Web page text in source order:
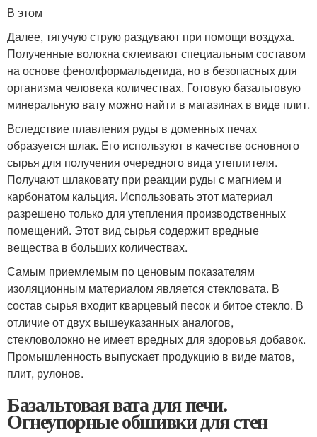
В этом
Далее, тягучую струю раздувают при помощи воздуха.
Полученные волокна склеивают специальным составом
на основе фенолформальдегида, но в безопасных для
организма человека количествах. Готовую базальтовую
минеральную вату можно найти в магазинах в виде плит.
Вследствие плавления руды в доменных печах
образуется шлак. Его используют в качестве основного
сырья для получения очередного вида утеплителя.
Получают шлаковату при реакции руды с магнием и
карбонатом кальция. Использовать этот материал
разрешено только для утепления производственных
помещений. Этот вид сырья содержит вредные
вещества в больших количествах.
Самым приемлемым по ценовым показателям
изоляционным материалом является стекловата. В
состав сырья входит кварцевый песок и битое стекло. В
отличие от двух вышеуказанных аналогов,
стекловолокно не имеет вредных для здоровья добавок.
Промышленность выпускает продукцию в виде матов,
плит, рулонов.
Базальтовая вата для печи.
Огнеупорные обшивки для стен